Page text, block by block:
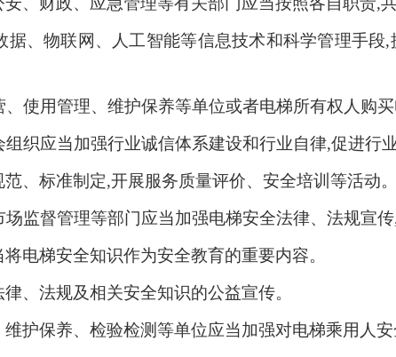
、物联网、人工智能等信息技术和科学管理手段
使用管理、维护保养等单位或者电梯所有权人购买
织应当加强行业诚信体系建设和行业自律,促进行业
、标准制定,开展服务质量评价、安全培训等活动。
监督管理等部门应当加强电梯安全法律、法规宣传
电梯安全知识作为安全教育的重要内容。
、法规及相关安全知识的公益宣传。
护保养、检验检测等单位应当加强对电梯乘用人